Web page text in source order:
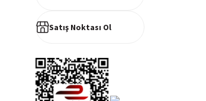
Satış Noktası Ol